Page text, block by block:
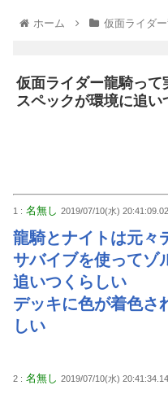
ホーム 仮面ライダ
仮面ライダー龍騎って
スペックが環境に追い
1 : 名無し 2019/07/10(水) 20:41:09.02
龍騎とナイトは元々
サバイブを使ってゾ
追いつくらしい
デッキに色が着色さ
しい
2 : 名無し 2019/07/10(水) 20:41:34.14